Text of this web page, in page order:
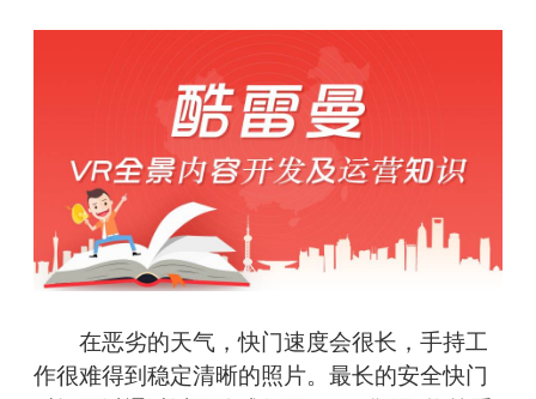
在恶劣的天气，快门速度会很长，手持工
作很难得到稳定清晰的照片。最长的安全快门